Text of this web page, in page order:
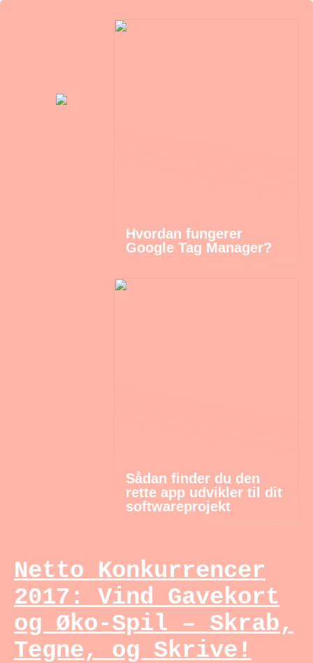
Hvordan fungerer
Google Tag Manager?
Sådan finder du den
rette app udvikler til dit
softwareprojekt
Netto Konkurrencer
2017: Vind Gavekort
og Øko-Spil – Skrab,
Tegne, og Skrive!